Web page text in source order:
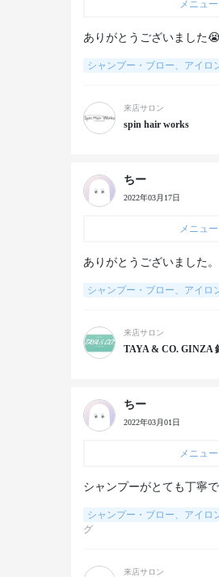
メニュー
ありがとうございました
シャンプー・ブロー、アイロ
来店サロン
spin hair works
ちー
2022年03月17日
メニュー
ありがとうございました。
シャンプー・ブロー、アイロ
来店サロン
TAYA & CO. GINZA
ちー
2022年03月01日
メニュー
シャンプーがとても丁寧
シャンプー・ブロー、アイロ
グ
来店サロン